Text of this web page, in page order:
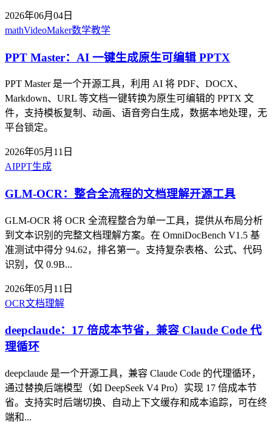
2026年06月04日
mathVideoMaker数学教学
PPT Master：AI 一键生成原生可编辑 PPTX
PPT Master 是一个开源工具，利用 AI 将 PDF、DOCX、
Markdown、URL 等文档一键转换为原生可编辑的 PPTX 文
件，支持模板复制、动画、语音旁白生成，数据本地处理，无
平台锁定。
2026年05月11日
AIPPT生成
GLM-OCR：整合全流程的文档理解开源工具
GLM-OCR 将 OCR 全流程整合为单一工具，提供从布局分析
到文本识别的完整文档理解方案。在 OmniDocBench V1.5 基
准测试中得分 94.62，排名第一。支持复杂表格、公式、代码
识别，仅 0.9B...
2026年05月11日
OCR文档理解
deepclaude：17 倍成本节省，兼容 Claude Code 代
理循环
deepclaude 是一个开源工具，兼容 Claude Code 的代理循环，
通过替换后端模型（如 DeepSeek V4 Pro）实现 17 倍成本节
省。支持实时后端切换、自动上下文缓存和成本追踪，可在终
端和...